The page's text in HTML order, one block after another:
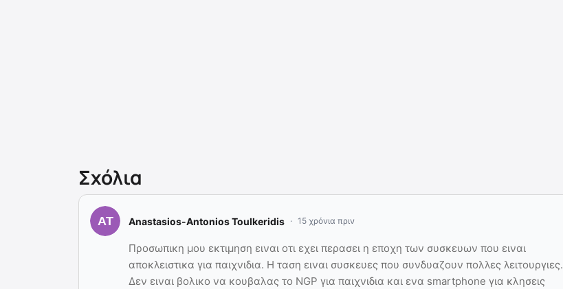
Σχόλια
Anastasios-Antonios Toulkeridis 15 χρόνια πριν
Προσωπικη μου εκτιμηση ειναι οτι εχει περασει η εποχη των συσκευων που ειναι
αποκλειστικα για παιχνιδια. Η ταση ειναι συσκευες που συνδυαζουν πολλες λειτουργιες.
Δεν ειναι βολικο να κουβαλας το NGP για παιχνιδια και ενα smartphone για κλησεις